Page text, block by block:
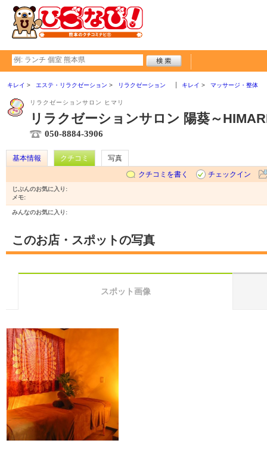
キレイ エステ・リラクゼーション リラクゼーション キレイ マッサージ・整体
リラクゼーションサロン ヒマリ
リラクゼーションサロン 陽葵～
050-8884-3906
基本情報 クチコミ
写真
クチコミを書く
チェックイン
じぶんのお気に入り:
メモ:
みんなのお気に入り:
このお店・スポットの写真
スポット画像